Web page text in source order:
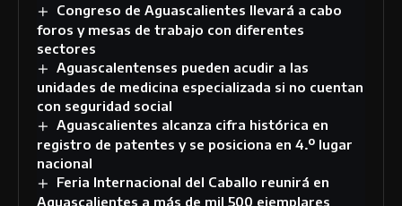
Congreso de Aguascalientes llevará a cabo
foros y mesas de trabajo con diferentes
sectores
Aguascalentenses pueden acudir a las
unidades de medicina especializada si no cuentan
con seguridad social
Aguascalientes alcanza cifra histórica en
registro de patentes y se posiciona en 4.º lugar
nacional
Feria Internacional del Caballo reunirá en
Aguascalientes a más de mil 500 ejemplares